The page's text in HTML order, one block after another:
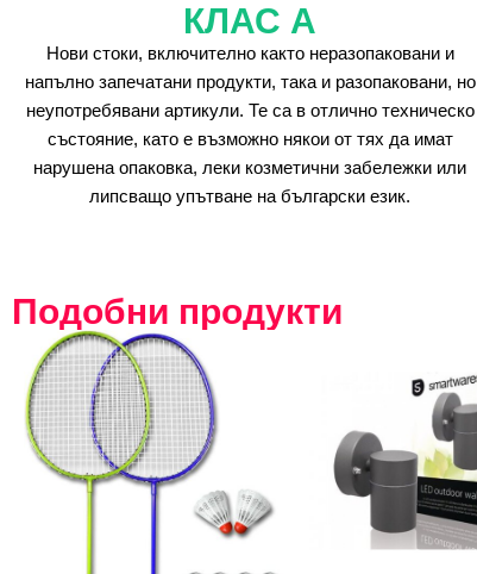
КЛАС А
Нови стоки, включително както неразопаковани и
напълно запечатани продукти, така и разопаковани, но
неупотребявани артикули. Те са в отлично техническо
състояние, като е възможно някои от тях да имат
нарушена опаковка, леки козметични забележки или
липсващо упътване на български език.
Подобни продукти